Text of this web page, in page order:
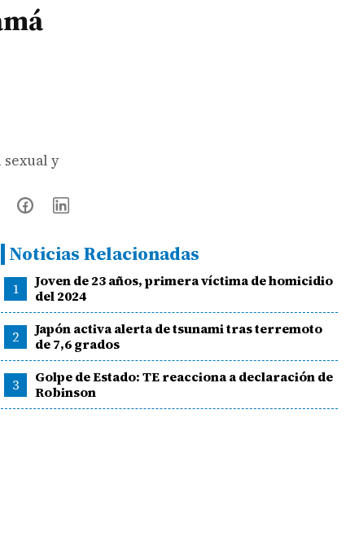
sexual y
Noticias Relacionadas
1
Joven de 23 años, primera víctima de homicidio
del 2024
2
Japón activa alerta de tsunami tras terremoto
de 7,6 grados
3
Golpe de Estado: TE reacciona a declaración de
Robinson